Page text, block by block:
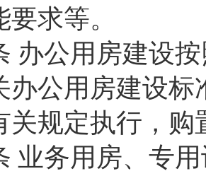
求等。
办公用房建设
办公用房建设标
关规定执行，
业务用房、专